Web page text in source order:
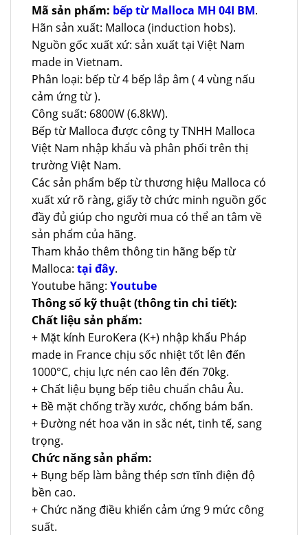
Mã sản phẩm: bếp từ Malloca MH 04I BM.
Hãn sản xuất: Malloca (induction hobs).
Nguồn gốc xuất xứ: sản xuất tại Việt Nam
made in Vietnam.
Phân loại: bếp từ 4 bếp lắp âm ( 4 vùng nấu
cảm ứng từ ).
Công suất: 6800W (6.8kW).
Bếp từ Malloca được công ty TNHH Malloca
Việt Nam nhập khẩu và phân phối trên thị
trường Việt Nam.
Các sản phẩm bếp từ thương hiệu Malloca có
xuất xứ rõ ràng, giấy tờ chức minh nguồn gốc
đầy đủ giúp cho người mua có thể an tâm về
sản phẩm của hãng.
Tham khảo thêm thông tin hãng bếp từ
Malloca: tại đây.
Youtube hãng: Youtube
Thông số kỹ thuật (thông tin chi tiết):
Chất liệu sản phẩm:
+ Mặt kính EuroKera (K+) nhập khẩu Pháp
made in France chịu sốc nhiệt tốt lên đến
1000°C, chịu lực nén cao lên đến 70kg.
+ Chất liệu bụng bếp tiêu chuẩn châu Âu.
+ Bề mặt chống trầy xước, chống bám bẩn.
+ Đường nét hoa văn in sắc nét, tinh tế, sang
trọng.
Chức năng sản phẩm:
+ Bụng bếp làm bằng thép sơn tĩnh điện độ
bền cao.
+ Chức năng điều khiển cảm ứng 9 mức công
suất.